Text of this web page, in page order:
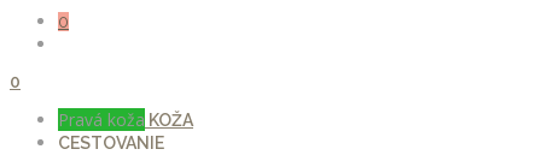
0
0
Pravá koža KOŽA
CESTOVANIE